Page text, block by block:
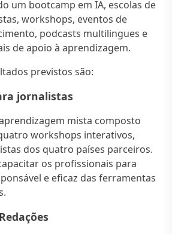
um bootcamp em IA, escolas de
workshops, eventos de
podcasts multilingues e
de apoio à aprendizagem.
previstos são:
jornalistas
mista composto
workshops interativos,
dos quatro países parceiros.
os profissionais para
e eficaz das ferramentas